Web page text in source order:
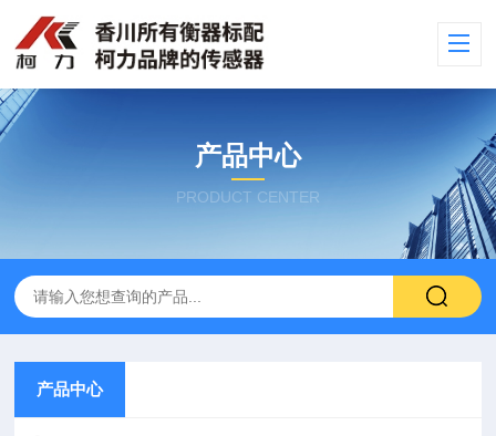
产品中心
PRODUCT CENTER
产品中心